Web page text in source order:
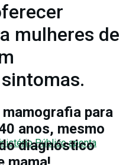
mulheres de
mamografia para
anos, mesmo
diagnóstico